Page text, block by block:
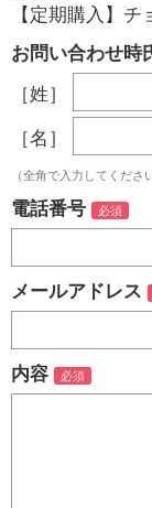
【定期購入】
お問い合わせ時
［姓］
［名］
（全角で入力してくださ
電話番号
メールアドレス
内容